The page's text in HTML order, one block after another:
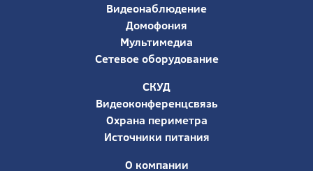
Видеонаблюдение
Домофония
Мультимедиа
Сетевое оборудование
СКУД
Видеоконференцсвязь
Охрана периметра
Источники питания
О компании